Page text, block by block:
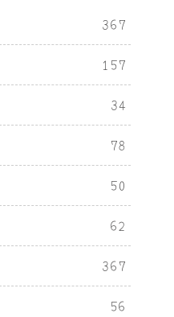
367
157
34
78
50
62
367
56